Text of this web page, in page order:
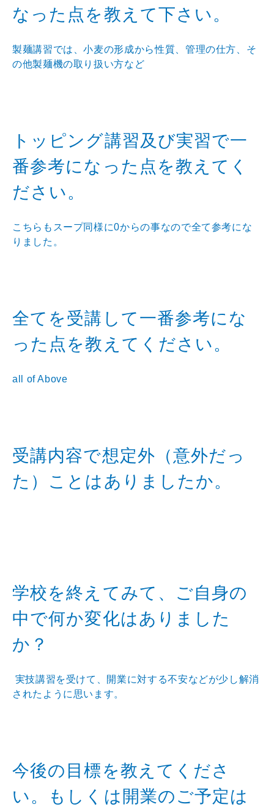
なった点を教えて下さい。
製麺講習では、小麦の形成から性質、管理の仕方、そ
の他製麺機の取り扱い方など
トッピング講習及び実習で一
番参考になった点を教えてく
ださい。
こちらもスープ同様に0からの事なので全て参考にな
りました。
全てを受講して一番参考にな
った点を教えてください。
all of Above
受講内容で想定外（意外だっ
た）ことはありましたか。
学校を終えてみて、ご自身の
中で何か変化はありました
か？
実技講習を受けて、開業に対する不安などが少し解消
されたように思います。
今後の目標を教えてくださ
い。もしくは開業のご予定は